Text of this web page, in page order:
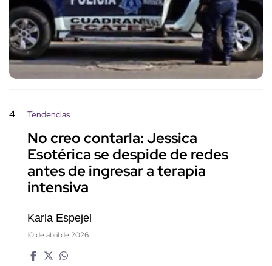
4 Tendencias
No creo contarla: Jessica
Esotérica se despide de redes
antes de ingresar a terapia
intensiva
Karla Espejel
10 de abril de 2026